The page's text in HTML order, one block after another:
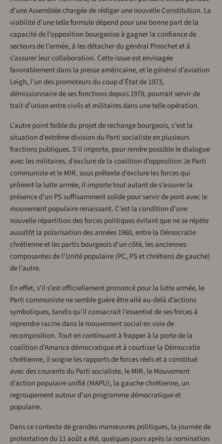
d’une Assemblée chargée de rédiger une nouvelle Constitution. La
viabilité d’une telle formule dépend pour une bonne part de la
capacité de l’opposition bourgeoise à gagner la confiance de
secteurs de l’armée, à les détacher du général Pinochet et à
s’assurer leur collaboration. Cette issue est envisagée
favorablement dans la presse américaine, et le général d’aviation
Leigh, l’un des promoteurs du coup d’État de 1973,
démissionnaire de ses fonctions depuis 1978, pourrait servir de
trait d’union entre civils et militaires dans une telle opération.
L’autre point faible du projet de rechange bourgeois, c’est la
situation d’extrême division du Parti socialiste en plusieurs
fractions publiques. S’il importe, pour rendre possible le dialogue
avec les militaires, d’exclure de la coalition d’opposition Je Parti
communiste et le MIR, sous prétexte d’exclure les forces qui
prônent la lutte armée, il importe tout autant de s’assurer la
présence d’un PS suffisamment solide pour servir de pont avec le
mouvement populaire renaissant. C’est la condition d’une
nouvelle répartition des forces politiques évitant que ne se répète
aussitôt la polarisation des années 1960, entre la Démocratie
chrétienne et les partis bourgeois d’un côté, les anciennes
composantes de l’Unité populaire (PC, PS et chrétiens de gauche)
de l’autre.
En effet, s’il s’est officiellement prononcé pour la lutte armée, le
Parti communiste ne semble guère être allé au-delà d’actions
symboliques, tandis qu’il consacrait l’essentiel de ses forces à
reprendre racine dans le mouvement social en voie de
recomposition. Tout en continuant à frapper à la porte de la
coalition d’Amance démocratique et à courtiser la Démocratie
chrétienne, il soigne les rapports de forces réels et a constitué
avec des courants du Parti socialiste, le MIR, le Mouvement
d’action populaire unifié (MAPU), la gauche chrétienne, un
regroupement autour d’un programme démocratique et
populaire.
Dans ce contexte de grandes manœuvres politiques, la journée de
protestation du 11 août a été, quelques jours après la nomination